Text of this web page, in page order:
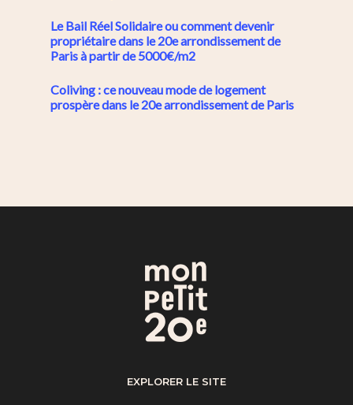
Le Bail Réel Solidaire ou comment devenir
propriétaire dans le 20e arrondissement de
Paris à partir de 5000€/m2
Coliving : ce nouveau mode de logement
prospère dans le 20e arrondissement de Paris
EXPLORER LE SITE